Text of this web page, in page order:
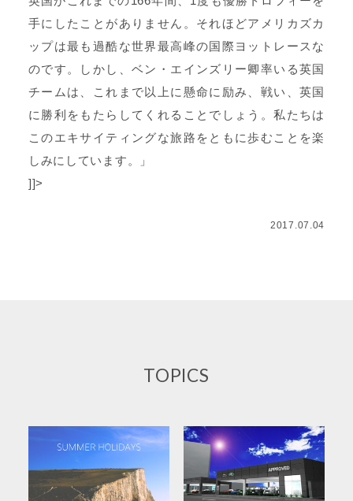
手にしたことがありません。それほどアメリカズカ
ップは最も過酷な世界最高峰の国際ヨットレースな
のです。しかし、ベン・エインズリー卿率いる英国
チームは、これまで以上に懸命に励み、戦い、英国
に勝利をもたらしてくれることでしょう。私たちは
このエキサイティングな旅路をともに歩むことを楽
しみにしています。」
]]>
2017.07.04
TOPICS